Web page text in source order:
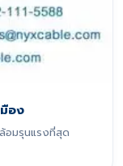
อง
อมรุนแรงที่สุด